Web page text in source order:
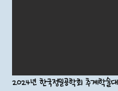
2024년 한국정밀공학회 추계학술